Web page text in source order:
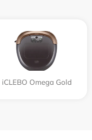
iCLEBO Omega Gold